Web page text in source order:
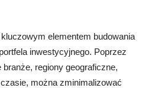
elementem budowania
inwestycyjnego. Poprzez
branże, regiony geograficzne,
można zminimalizować